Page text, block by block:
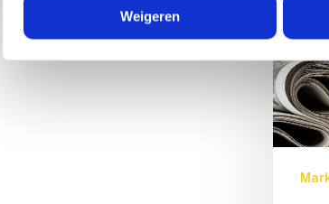
media, adverteren en analyse. Deze partners
verstrekt of die ze hebben verzameld op basis
Weigeren
Pak
papier
er
maar
bij!